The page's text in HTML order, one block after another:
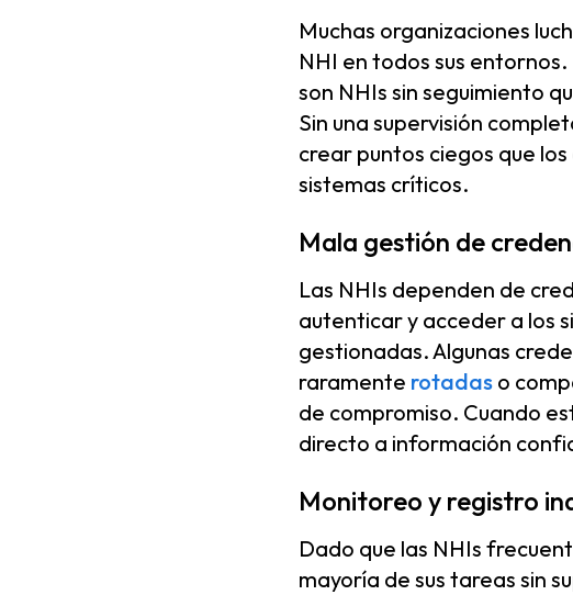
Muchas organizaciones
NHI en todos sus
son NHIs sin seguimiento
Sin una supervisión
crear puntos ciegos que
sistemas críticos.
Mala gestión de
Las NHIs dependen de
autenticar y acceder a los
gestionadas. Algunas
raramente rotadas o
de compromiso. Cuando
directo a información
Monitoreo y registro
Dado que las NHIs
mayoría de sus tareas sin